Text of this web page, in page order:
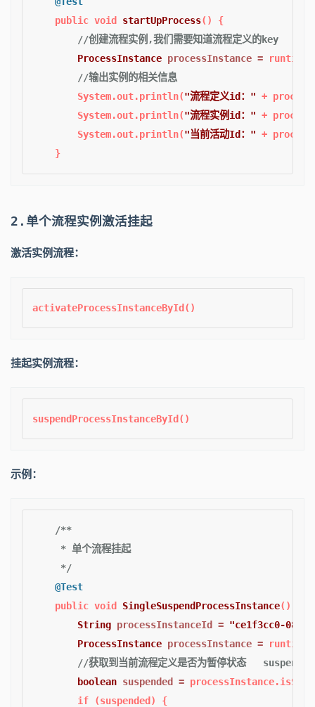
public void startUpProcess()
{
//创建流程实例,我们需要知道流程定义的key
ProcessInstance processInstance =
//输出实例的相关信息
        System.out.println(
"流程定义id：" +
        System.out.println(
"流程实例id：" +
        System.out.println(
"当前活动Id：" +
2.单个流程实例激活挂起
激活实例流程：
挂起实例流程：
示例：
/**
     * 单个流程挂起
     */
@Test
public void SingleSuspendProcessInstance()
String processInstanceId = "ce1f3cc0-08cf-
ProcessInstance processInstance =
//获取到当前流程定义是否为暂停状态
boolean suspended =
if (suspended) {